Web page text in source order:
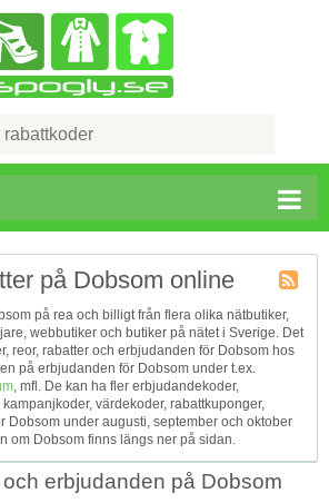
Tagg
RSS
på Dobsom online
på rea och billigt från flera olika nätbutiker,
webbutiker och butiker på nätet i Sverige. Det
reor, rabatter och erbjudanden för Dobsom hos
på erbjudanden för Dobsom under t.ex.
, mfl. De kan ha fler erbjudandekoder,
värdekoder, rabattkuponger,
Dobsom under augusti, september och oktober
om Dobsom finns längs ner på sidan.
erbjudanden på Dobsom